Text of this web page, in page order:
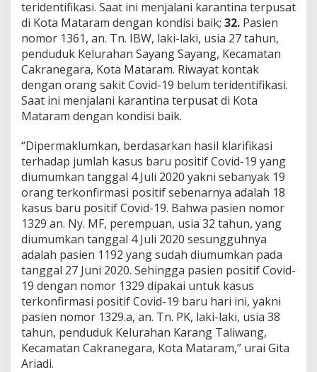
teridentifikasi. Saat ini menjalani karantina terpusat
di Kota Mataram dengan kondisi baik; 32. Pasien
nomor 1361, an. Tn. IBW, laki-laki, usia 27 tahun,
penduduk Kelurahan Sayang Sayang, Kecamatan
Cakranegara, Kota Mataram. Riwayat kontak
dengan orang sakit Covid-19 belum teridentifikasi.
Saat ini menjalani karantina terpusat di Kota
Mataram dengan kondisi baik.
“Dipermaklumkan, berdasarkan hasil klarifikasi
terhadap jumlah kasus baru positif Covid-19 yang
diumumkan tanggal 4 Juli 2020 yakni sebanyak 19
orang terkonfirmasi positif sebenarnya adalah 18
kasus baru positif Covid-19. Bahwa pasien nomor
1329 an. Ny. MF, perempuan, usia 32 tahun, yang
diumumkan tanggal 4 Juli 2020 sesungguhnya
adalah pasien 1192 yang sudah diumumkan pada
tanggal 27 Juni 2020. Sehingga pasien positif Covid-
19 dengan nomor 1329 dipakai untuk kasus
terkonfirmasi positif Covid-19 baru hari ini, yakni
pasien nomor 1329.a, an. Tn. PK, laki-laki, usia 38
tahun, penduduk Kelurahan Karang Taliwang,
Kecamatan Cakranegara, Kota Mataram,” urai Gita
Ariadi.